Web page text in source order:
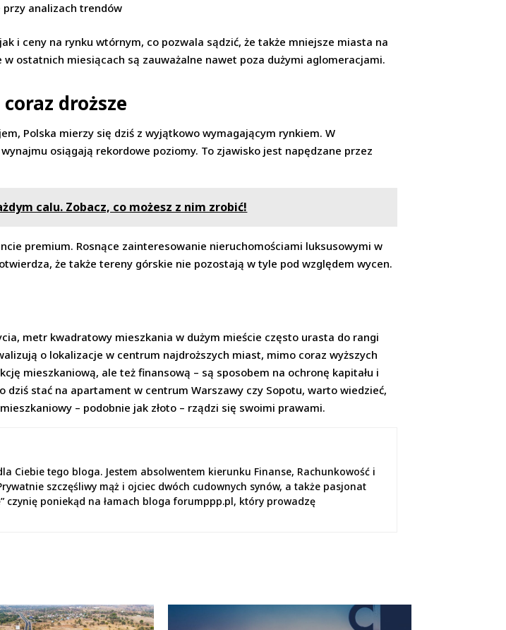
przy analizach trendów
i ceny na rynku wtórnym, co pozwala sądzić, że także mniejsze miasta na
ostatnich miesiącach są zauważalne nawet poza dużymi aglomeracjami.
droższe
Polska mierzy się dziś z wyjątkowo wymagającym rynkiem. W
osiągają rekordowe poziomy. To zjawisko jest napędzane przez
calu. Zobacz, co możesz z nim zrobić!
premium. Rosnące zainteresowanie nieruchomościami luksusowymi w
że także tereny górskie nie pozostają w tyle pod względem wycen.
metr kwadratowy mieszkania w dużym mieście często urasta do rangi
o lokalizacje w centrum najdroższych miast, mimo coraz wyższych
mieszkaniową, ale też finansową – są sposobem na ochronę kapitału i
stać na apartament w centrum Warszawy czy Sopotu, warto wiedzieć,
– podobnie jak złoto – rządzi się swoimi prawami.
Ciebie tego bloga. Jestem absolwentem kierunku Finanse, Rachunkowość i
szczęśliwy mąż i ojciec dwóch cudownych synów, a także pasjonat
czynię poniekąd na łamach bloga forumppp.pl, który prowadzę